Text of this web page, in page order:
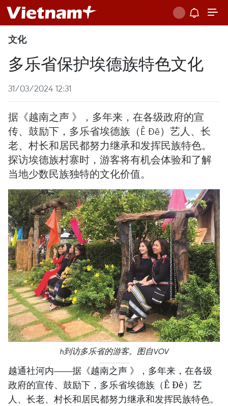
文化
多乐省保护埃德族特色文化
31/03/2024 12:31
据《越南之声 》，多年来，在各级政府的宣
传、鼓励下，多乐省埃德族（Ê Đê）艺人、长
老、村长和居民都努力继承和发挥民族特色。
探访埃德族村寨时，游客将有机会体验和了解
当地少数民族独特的文化价值。
h到访多乐省的游客。图自VOV
越通社河内——据《越南之声 》，多年来，在各级
政府的宣传、鼓励下，多乐省埃德族（Ê Đê）艺
人、长老、村长和居民都努力继承和发挥民族特色。